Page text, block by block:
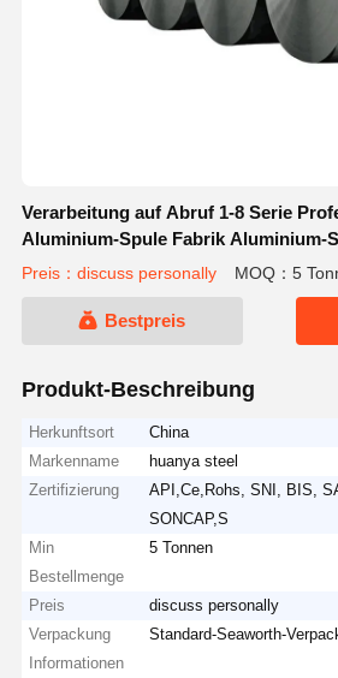
Verarbeitung auf Abruf 1-8 Serie
Aluminium-Spule Fabrik Aluminium-
Preis：discuss personally MOQ：5
Bestpreis
Produkt-Beschreibung
Herkunftsort
China
Markenname
huanya steel
Zertifizierung
API,Ce,Rohs, SNI, BIS,
SONCAP,S
Min
Bestellmenge
5 Tonnen
Preis
discuss personally
Verpackung
Informationen
Standard-Seaworth-